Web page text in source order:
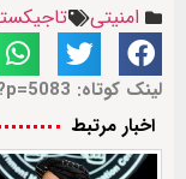
امنیتی
لینک کوتاه: https://iraf.ir/?p=5083
اخبار مرتبط